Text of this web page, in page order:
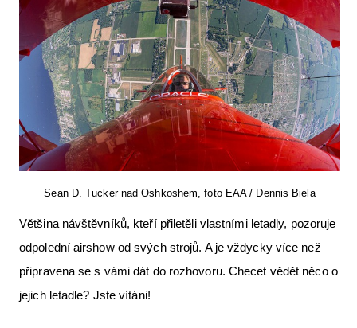
Sean D. Tucker nad Oshkoshem, foto EAA / Dennis Biela
Většina návštěvníků, kteří přiletěli vlastními letadly, pozoruje
odpolední airshow od svých strojů. A je vždycky více než
připravena se s vámi dát do rozhovoru. Checet vědět něco o
jejich letadle? Jste vítáni!